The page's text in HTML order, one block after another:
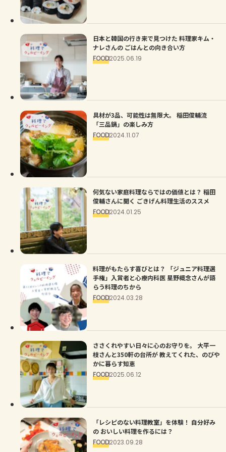
日本と韓国の行き来で見つけた 料理家キム・
ナレさんの ごはんとの向き合い方
FOOD2025.06.19
具材が3品、可能性は無限大。 稲田俊輔流
「三品鍋」の楽しみ方
FOOD2024.11.07
何気ない家庭料理ならではの価値とは？ 稲田
俊輔さんに聞く ごきげん料理生活のススメ
FOOD2024.01.25
料理がもたらす喜びとは？ 「ジュニア料理選
手権」入賞者と心療内科医 星野概念さんが語
らう料理のちから
FOOD2024.03.28
ささくれやすい日々に心のお守りを。 大平一
枝さんと350軒の台所が 教えてくれた、のびや
かに暮らす知恵
FOOD2025.06.12
「レシピのない料理教室」を体験！ 自分好み
の おいしい料理を作るには？
FOOD2023.09.28